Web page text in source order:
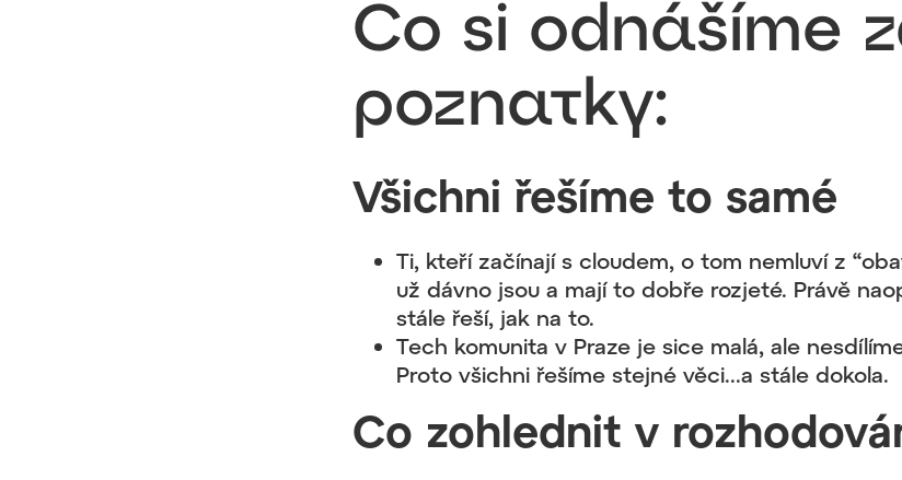
Co si odnášíme
poznatky:
Všichni řešíme to samé
Ti, kteří začínají s cloudem, o tom nemluví z
už dávno jsou a mají to dobře rozjeté. Právě
stále řeší, jak na to.
Tech komunita v Praze je sice malá, ale
Proto všichni řešíme stejné věci...a stále dokola.
Co zohlednit v